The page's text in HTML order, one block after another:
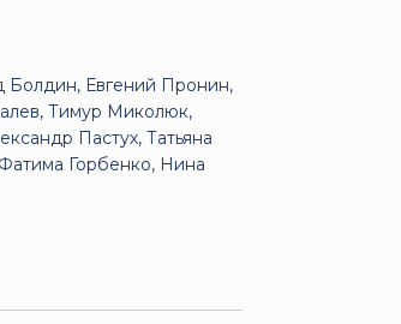
Болдин, Евгений Пронин,
Тимур Миколюк,
Пастух, Татьяна
Горбенко, Нина